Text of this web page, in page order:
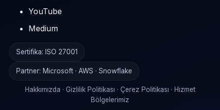
YouTube
Medium
Sertifika: ISO 27001
Partner: Microsoft · AWS · Snowflake
Hakkımızda · Gizlilik Politikası · Çerez Politikası · Hizmet
Bölgelerimiz